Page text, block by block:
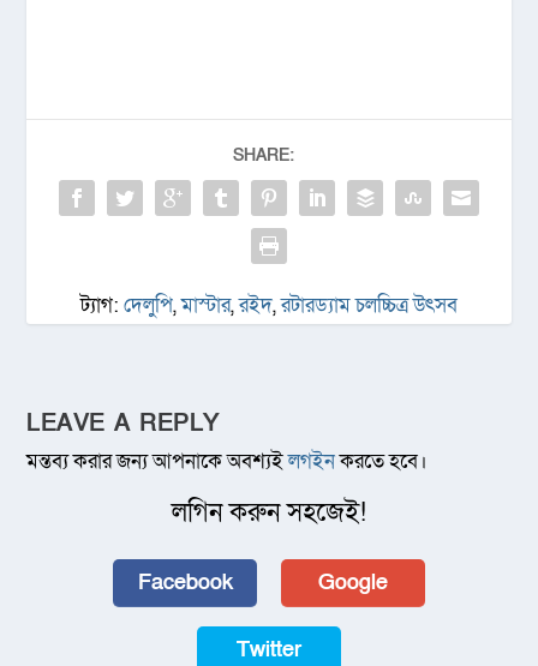
SHARE:
ট্যাগ: দেলুপি,মাস্টার,রইদ,রটারড্যাম চলচ্চিত্র উৎসব
LEAVE A REPLY
মন্তব্য করার জন্য আপনাকে অবশ্যইলগইনকরতে হবে।
লগিন করুন সহজেই!
Facebook Google
Twitter